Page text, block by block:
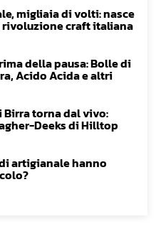
migliaia di volti: nasce
rivoluzione craft italiana
della pausa: Bolle di
Acido Acida e altri
Birra torna dal vivo:
Deeks di Hilltop
artigianale hanno